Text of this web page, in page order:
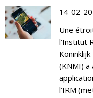
14-02-
Une
l’Institut
(KNMI) a
l’IRM